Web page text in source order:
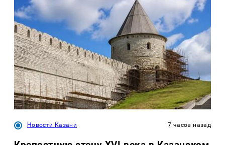
Новости Казани 7 часов назад